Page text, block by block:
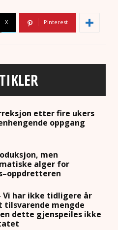
X Pinterest
etter fire ukers
oppgang
men
alger for
Vi har ikke tidligere år
tilsvarende mengde
dette gjenspeiles ikke